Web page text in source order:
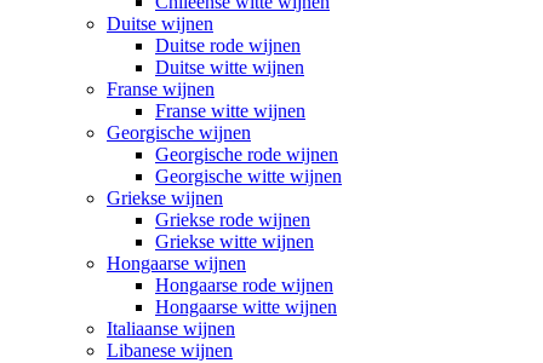
Duitse wijnen
Duitse rode wijnen
Duitse witte wijnen
Franse wijnen
Franse witte wijnen
Georgische wijnen
Georgische rode wijnen
Georgische witte wijnen
Griekse wijnen
Griekse rode wijnen
Griekse witte wijnen
Hongaarse wijnen
Hongaarse rode wijnen
Hongaarse witte wijnen
Italiaanse wijnen
Libanese wijnen